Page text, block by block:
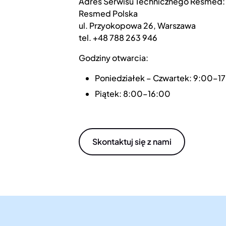
Resmed Polska
ul. Przyokopowa 26, Warszawa
tel. +48 788 263 946
Godziny otwarcia:
Poniedziałek – Czwartek:
Piątek: 8:00–16:00
Skontaktuj się z nami